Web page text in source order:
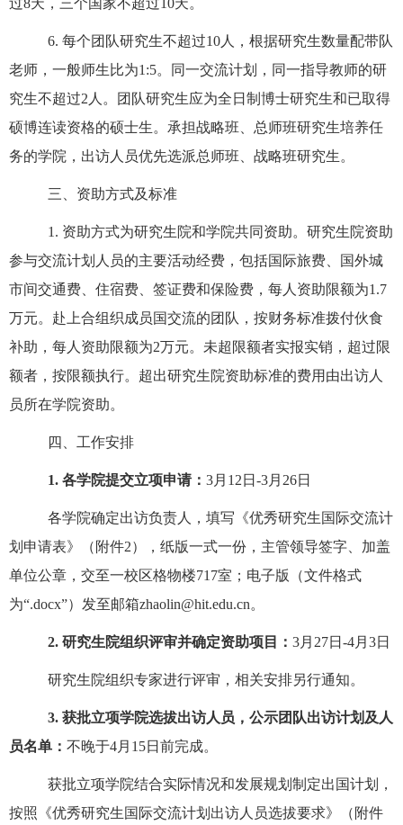
过8天，三个国家不超过10天。
6. 每个团队研究生不超过10 人，根据研究生数量配带队
老师，一般师生比为1:5。同一交流计划，同一指导教师的研
究生不超过2 人。团队研究生应为全日制博士研究生和已取得
硕博连读资格的硕士生。承担战略班、总师班研究生培养任
务的学院，出访人员优先选派总师班、战略班研究生。
三 、资助方式及标准
1. 资助方式为研究生院和学院共同资助。研究生院资助
参与交流计划人员的主要活动经费，包括国际旅费、国外城
市间交通费、住宿费、 签证费和保险费，每人 资助限额为1.7
万元。赴上合组织成员国交流的团队，按财务标准拨付伙食
补助，每人资助限额为2万元。 未超限额者实报实销，超过限
额者，按限额执行。超出研究生院资助标准的费用由出访人
员所在学院资助。
四、 工作安排
1. 各学院提交立项申请： 3月 12 日 -3月 26日
各学院确定出访负责人，填写《优秀研究生国际交流计
划申请表》（附件2），纸版一式一份，主管领导签字、加盖
单位公章，交至一校区格物楼717室；电子版（文件格式
为“.docx”）发至邮箱zhaolin@hit.edu.cn。
2. 研究生院组织评审并确定资助项目： 3月 27日 -4月 3日
研究生院组织专家进行评审，相关安排另行通知。
3. 获批立项学院选拔出访人员，公示团队出访计划及人
员名单： 不晚于4月 15日前完成。
获批立项学院结合实际情况和发展规划制定出国计划，
按照《优秀研究生国际交流计划出访人员选拔要求》（附件